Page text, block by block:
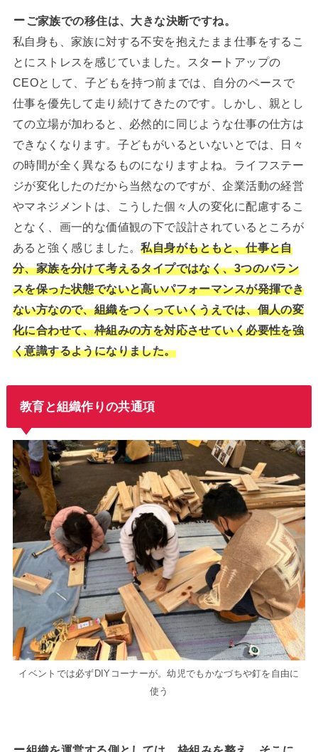
ご家族での移住は、大きな決断ですね。
私自身も、家族に対する不安を抱えたまま仕事をするこ
とにストレスを感じていました。スタートアップの
CEOとして、子どもを持つ前までは、自分のペースで
仕事を優先して走り続けてきたのです。しかし、親とし
ての立場が加わると、必然的に同じような仕事の仕方は
できなくなります。子どもがいるといないとでは、日々
の時間が全く異なるものになりますよね。ライフステー
ジが変化したのだから当然なのですが、企業活動の経営
やマネジメントは、こうした個々人の変化に配慮するこ
となく、画一的な価値観の下で設計されているところが
あると強く感じました。私自身がもともと、仕事と自
分、家族を分けて考えるタイプではなく、3つのバラン
スを保った状態でないと高いパフォーマンスが発揮でき
ない方なので、組織をつくっていくうえでは、個人の変
化に合わせて、枠組みの方を対応させていく必要性を強
く意識するようになりました。
教育と組織作りの共通項
イベントでは必ずDIYコーナーが。幼児でもかなづちや釘を自由に
使う